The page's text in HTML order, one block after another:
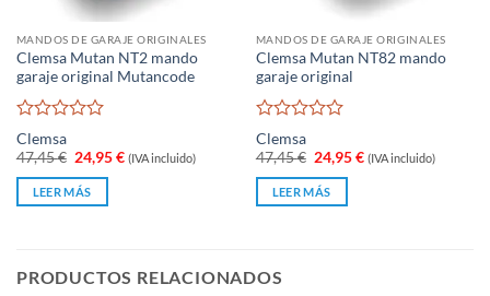
MANDOS DE GARAJE ORIGINALES
Clemsa Mutan NT2 mando
garaje original Mutancode
Valorado
con
0
5
Clemsa
47,45€ El
precio
original
era:
24,95€El
precio
(IVA incluido)
LEER MÁS
MANDOS DE GARAJE ORIGINALES
Clemsa Mutan NT82 mando
garaje original
Valorado
con
0
5
Clemsa
47,45€ El
precio
original
era:
24,95€El
precio
(IVA incluido)
LEER MÁS
PRODUCTOS RELACIONADOS